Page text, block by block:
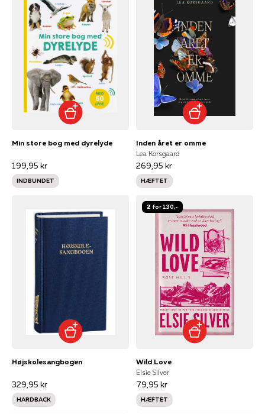
Min store bog med dyrelyde
199,95 kr
INDBUNDET
Inden året er omme
Lea Korsgaard
269,95 kr
HÆFTET
Højskolesangbogen
329,95 kr
HARDBACK
2 for 130,-
Wild Love
Elsie Silver
79,95 kr
HÆFTET